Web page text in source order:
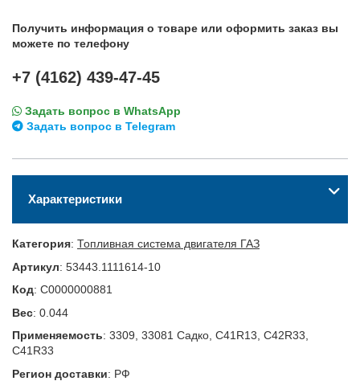
Получить информация о товаре или оформить заказ вы
можете по телефону
+7 (4162) 439-47-45
Задать вопрос в WhatsApp
Задать вопрос в Telegram
Характеристики
Категория: Топливная система двигателя ГАЗ
Артикул: 53443.1111614-10
Код: С0000000881
Вес: 0.044
Применяемость: 3309, 33081 Садко, C41R13, C42R33,
C41R33
Регион доставки: РФ